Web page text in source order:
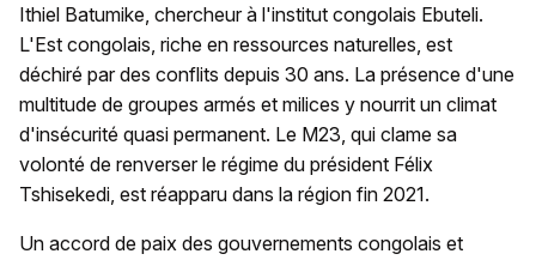
Ithiel Batumike, chercheur à l'institut congolais Ebuteli.
L'Est congolais, riche en ressources naturelles, est
déchiré par des conflits depuis 30 ans. La présence d'une
multitude de groupes armés et milices y nourrit un climat
d'insécurité quasi permanent. Le M23, qui clame sa
volonté de renverser le régime du président Félix
Tshisekedi, est réapparu dans la région fin 2021.
Un accord de paix des gouvernements congolais et